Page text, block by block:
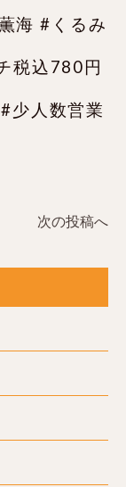
海 #くるみ
税込780円
少人数営業
次の投稿へ